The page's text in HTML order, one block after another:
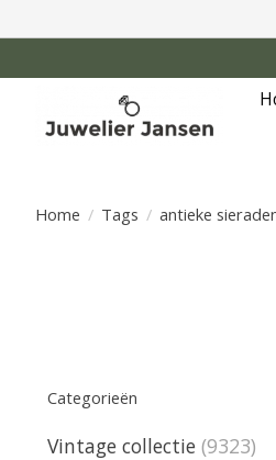
Home / Tags / antieke
Categorieën
Vintage collectie (9323)